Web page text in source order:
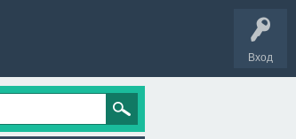
Вход